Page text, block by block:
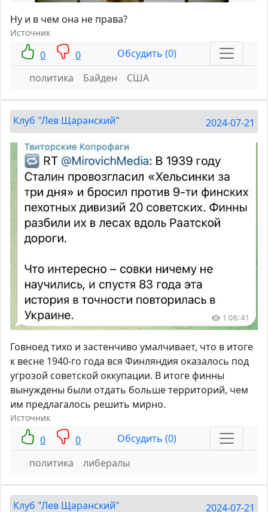
Ну и в чем она не права?
Источник
0 0
Обсудить (0)
политика
Байден США
Клуб "Лев Щаранский" 2024-07-21
Говноед тихо и застенчиво умалчивает, что в итоге
к весне 1940-го года вся Финляндия оказалось под
угрозой советской оккупации. В итоге финны
вынуждены были отдать больше территорий, чем
им предлагалось решить мирно.
Источник
0 0
Обсудить (0)
политика
либералы
Клуб "Лев Щаранский" 2024-07-21